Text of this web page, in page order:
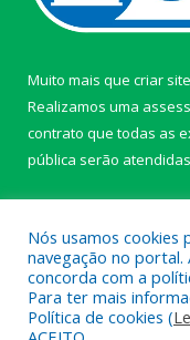
Muito mais que criar site
Realizamos uma
contrato que todas as
pública serão
Todos os direitos
Nós usamos cookies
navegação no
concorda com a
Para ter mais
Política de cookies (